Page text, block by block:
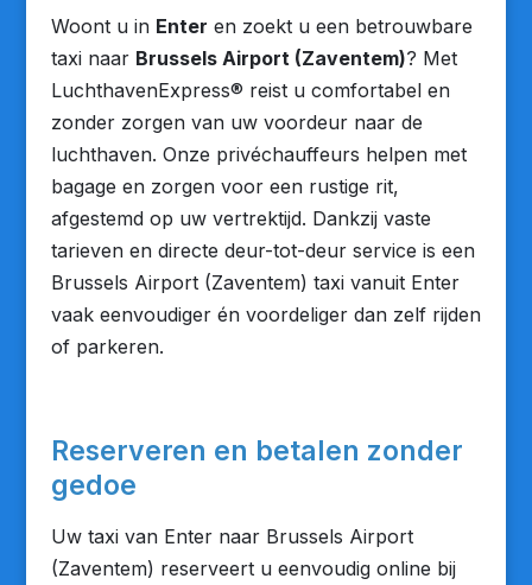
Woont u in Enter en zoekt u een betrouwbare
taxi naar Brussels Airport (Zaventem)? Met
LuchthavenExpress® reist u comfortabel en
zonder zorgen van uw voordeur naar de
luchthaven. Onze privéchauffeurs helpen met
bagage en zorgen voor een rustige rit,
afgestemd op uw vertrektijd. Dankzij vaste
tarieven en directe deur-tot-deur service is een
Brussels Airport (Zaventem) taxi vanuit Enter
vaak eenvoudiger én voordeliger dan zelf rijden
of parkeren.
Reserveren en betalen zonder
gedoe
Uw taxi van Enter naar Brussels Airport
(Zaventem) reserveert u eenvoudig online bij